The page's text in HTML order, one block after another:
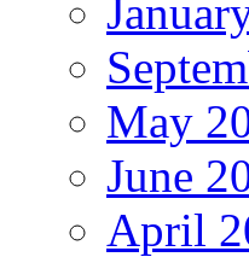
May
June
April